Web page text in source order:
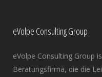
eVolpe Consulting Group
eVolpe Consulting Group
Beratungsfirma, die die